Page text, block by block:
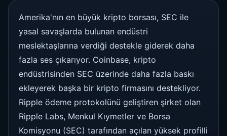
Amerika'nın en büyük kripto borsası, SEC ile
yasal savaşlarda bulunan endüstri
meslektaşlarına verdiği destekle giderek daha
fazla ses çıkarıyor. Coinbase, kripto
endüstrisinden SEC üzerinde daha fazla baskı
ekleyerek başka bir kripto firmasını destekliyor.
Ripple ödeme protokolünü geliştiren şirket olan
Ripple Labs, Menkul Kıymetler ve Borsa
Komisyonu (SEC) tarafından açılan yüksek profilli